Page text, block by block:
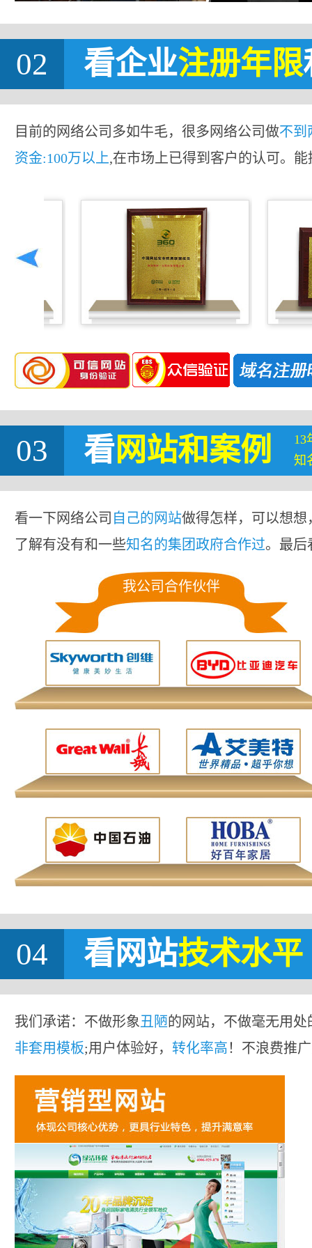
02 看企业注册年限
目前的网络公司多如牛毛，很多网络公司做不到
资金:100万以上,在市场上已得到客户的认可。
03 看网站和案例
13
知
看一下网络公司 自己的网站做得怎样，可以想
了解有没有和一些知名的集团政府合作过。最后
我公司合作伙伴
04 看网站技术水平
我们承诺：不做形象丑陋的网站，不做毫无用处
非套用模板;用户体验好， 转化率高！不浪费推